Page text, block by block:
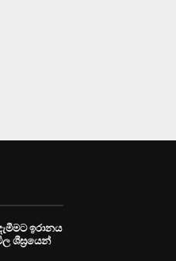
ඉරානය
ශීඝ්‍රයෙන්